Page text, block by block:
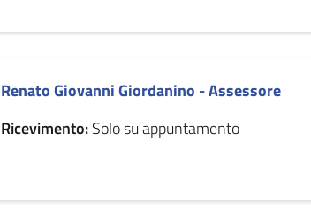
Renato Giovanni Giordanino - Assessore
Ricevimento:Solo su appuntamento